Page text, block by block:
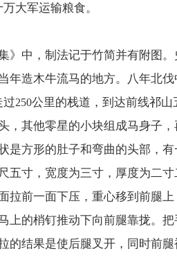
大军运输粮食。
》中，制法记于竹简并有附图
年造木牛流马的地方。八年北
过250公里的栈道，到达前线祁山
，其他零星的小块组成马身子
是方形的肚子和弯曲的头部，
五寸，宽度为三寸，厚度为二
拉前一面下压，重心移到前腿
上的梢钉推动下向前腿靠拢。
的结果是使后腿叉开，同时前